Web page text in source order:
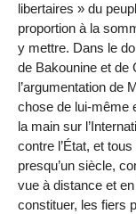
libertaires » du
proportion à la
y mettre. Dans le
de Bakounine et de
l’argumentation de
chose de lui-même
la main sur
contre l’État, et
presqu’un siècle,
vue à distance et
constituer, les fiers